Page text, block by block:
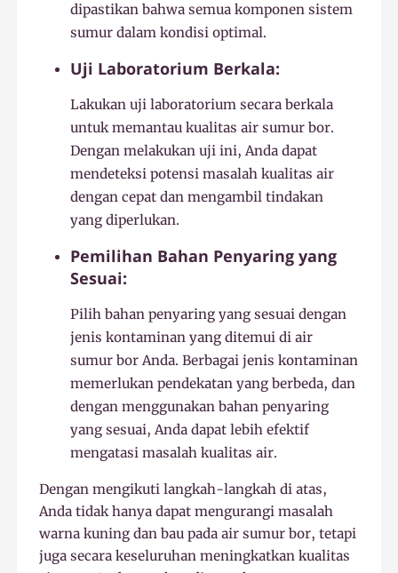
dipastikan bahwa semua komponen sistem
sumur dalam kondisi optimal.
Uji Laboratorium Berkala:
Lakukan uji laboratorium secara berkala
untuk memantau kualitas air sumur bor.
Dengan melakukan uji ini, Anda dapat
mendeteksi potensi masalah kualitas air
dengan cepat dan mengambil tindakan
yang diperlukan.
Pemilihan Bahan Penyaring yang
Sesuai:
Pilih bahan penyaring yang sesuai dengan
jenis kontaminan yang ditemui di air
sumur bor Anda. Berbagai jenis kontaminan
memerlukan pendekatan yang berbeda, dan
dengan menggunakan bahan penyaring
yang sesuai, Anda dapat lebih efektif
mengatasi masalah kualitas air.
Dengan mengikuti langkah-langkah di atas,
Anda tidak hanya dapat mengurangi masalah
warna kuning dan bau pada air sumur bor, tetapi
juga secara keseluruhan meningkatkan kualitas